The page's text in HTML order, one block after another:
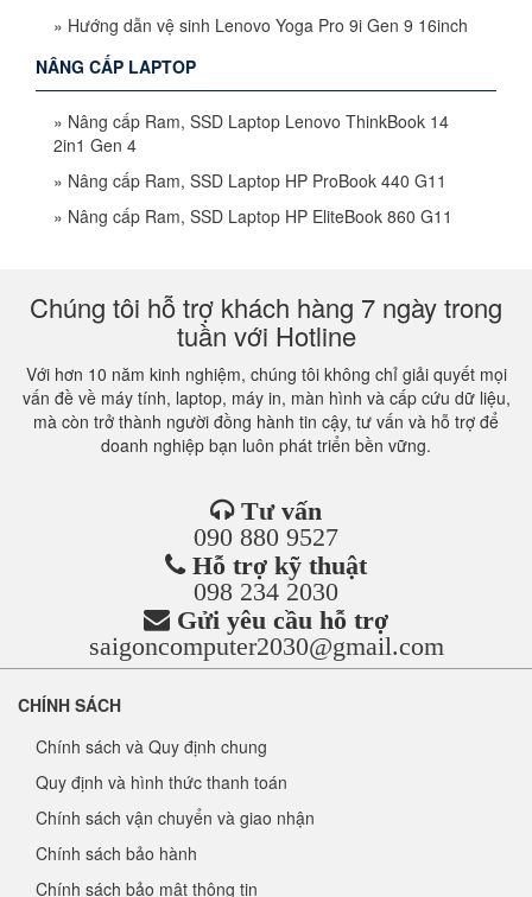
» Hướng dẫn vệ sinh Lenovo Yoga Pro 9i Gen 9 16inch
NÂNG CẤP LAPTOP
» Nâng cấp Ram, SSD Laptop Lenovo ThinkBook 14
2in1 Gen 4
» Nâng cấp Ram, SSD Laptop HP ProBook 440 G11
» Nâng cấp Ram, SSD Laptop HP EliteBook 860 G11
Chúng tôi hỗ trợ khách hàng 7 ngày trong
tuần với Hotline
Với hơn 10 năm kinh nghiệm, chúng tôi không chỉ giải quyết mọi
vấn đề về máy tính, laptop, máy in, màn hình và cấp cứu dữ liệu,
mà còn trở thành người đồng hành tin cậy, tư vấn và hỗ trợ để
doanh nghiệp bạn luôn phát triển bền vững.
Tư vấn
090 880 9527
Hỗ trợ kỹ thuật
098 234 2030
Gửi yêu cầu hỗ trợ
saigoncomputer2030@gmail.com
CHÍNH SÁCH
Chính sách và Quy định chung
Quy định và hình thức thanh toán
Chính sách vận chuyển và giao nhận
Chính sách bảo hành
Chính sách bảo mật thông tin